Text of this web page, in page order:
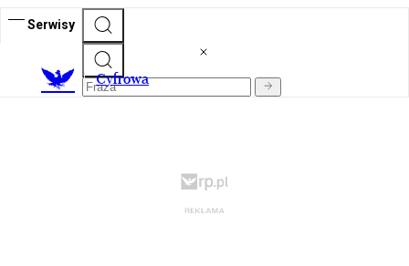
Serwisy
Cyfrowa